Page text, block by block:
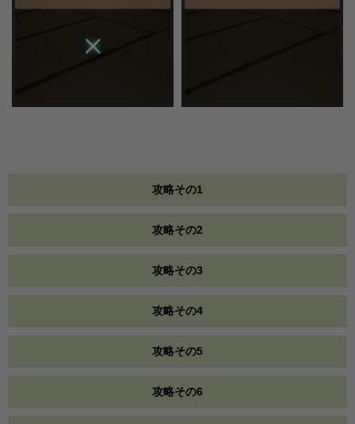
攻略その1
攻略その2
攻略その3
攻略その4
攻略その5
攻略その6